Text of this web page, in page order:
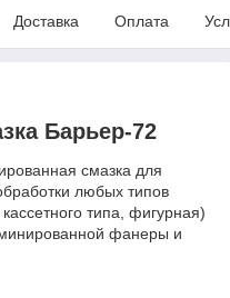
Доставка Оплата
Барьер-72
смазка для
любых типов
типа, фигурная)
фанеры и